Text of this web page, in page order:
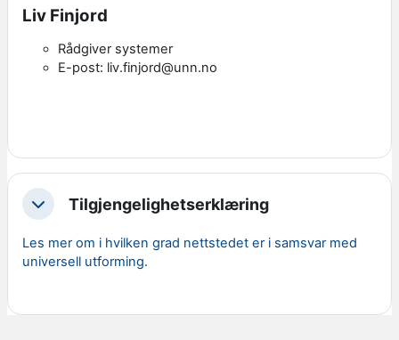
Liv Finjord
Rådgiver systemer
E-post: liv.finjord@unn.no
Skjul Tilgjengelighetserklæring
Les mer om i hvilken grad nettstedet er i samsvar med
universell utforming.